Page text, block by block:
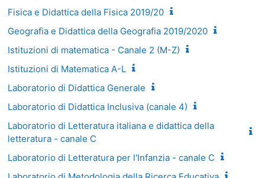
Fisica e Didattica della Fisica 2019/20
Geografia e Didattica della Geografia 2019/2020
Istituzioni di matematica - Canale 2 (M-Z)
Istituzioni di Matematica A-L
Laboratorio di Didattica Generale
Laboratorio di Didattica Inclusiva (canale 4)
Laboratorio di Letteratura italiana e didattica della
letteratura - canale C
Laboratorio di Letteratura per l'Infanzia - canale C